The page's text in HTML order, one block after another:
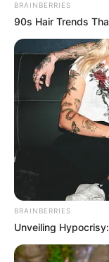
guianoivaonline
BRAINBERRIES
90s Hair Trends
BRAINBERRIES
Unveiling